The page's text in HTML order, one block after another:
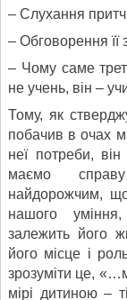
– Слухання
– Обговорення її
– Чому саме
не учень, він –
Тому, як
побачив в очах
неї потреби,
маємо
найдорожчим,
нашого уміння,
залежить його
його місце і
зрозуміти це,
мірі дитиною –